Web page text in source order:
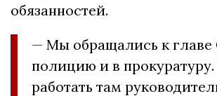
обязанностей.
— Мы обращались к главе
полицию и в
работать там